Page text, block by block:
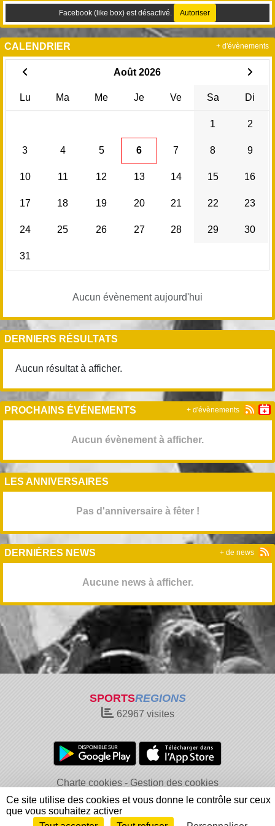
Facebook (like box) est désactivé. Autoriser
CALENDRIER
Août 2026
Lu Ma Me Je Ve Sa Di
1 2
3 4 5 6 7 8 9
10 11 12 13 14 15 16
17 18 19 20 21 22 23
24 25 26 27 28 29 30
31
Aucun évènement aujourd'hui
+ d'évènements
DERNIERS RÉSULTATS
Aucun résultat à afficher.
PROCHAINS ÉVÉNEMENTS
Aucun évènement à afficher.
+ d'évènements
LES ANNIVERSAIRES
Pas d'anniversaire à fêter !
DERNIÈRES NEWS
Aucune news à afficher.
+ de news
SPORTSREGIONS
62967 visites
Charte cookies
Gestion des cookies
Informations légales
Signaler un contenu inapproprié
Ce site utilise des cookies et vous donne le contrôle sur ceux
que vous souhaitez activer